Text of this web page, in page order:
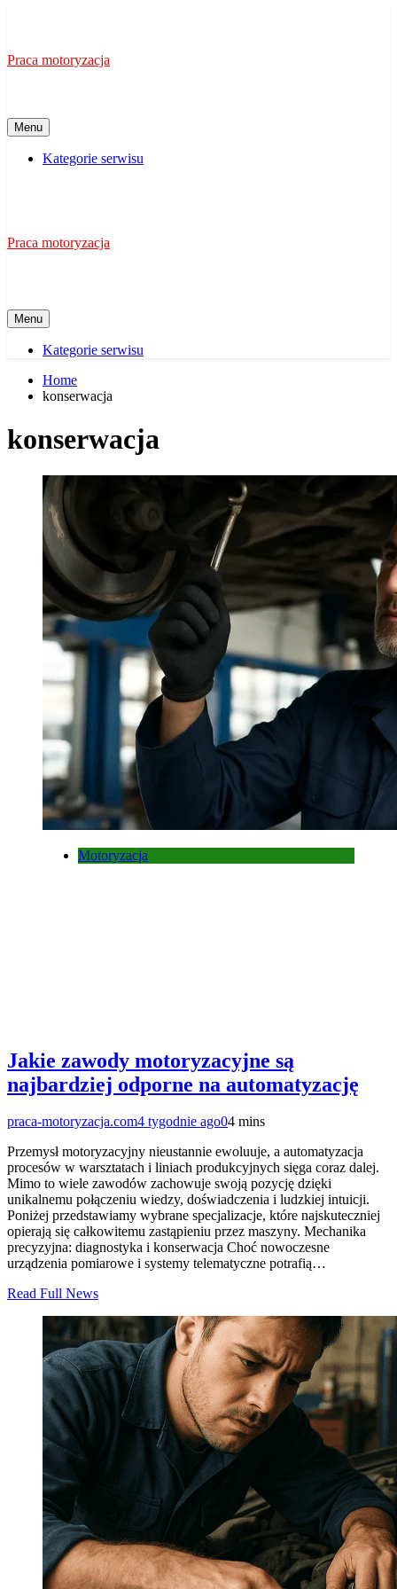
Praca motoryzacja
Menu
Kategorie serwisu
Praca motoryzacja
Menu
Kategorie serwisu
Home
konserwacja
konserwacja
Motoryzacja
Jakie zawody motoryzacyjne są
najbardziej odporne na automatyzację
praca-motoryzacja.com4 tygodnie ago04 mins
Przemysł motoryzacyjny nieustannie ewoluuje, a automatyzacja
procesów w warsztatach i liniach produkcyjnych sięga coraz dalej.
Mimo to wiele zawodów zachowuje swoją pozycję dzięki
unikalnemu połączeniu wiedzy, doświadczenia i ludzkiej intuicji.
Poniżej przedstawiamy wybrane specjalizacje, które najskuteczniej
opierają się całkowitemu zastąpieniu przez maszyny. Mechanika
precyzyjna: diagnostyka i konserwacja Choć nowoczesne
urządzenia pomiarowe i systemy telematyczne potrafią…
Read Full News